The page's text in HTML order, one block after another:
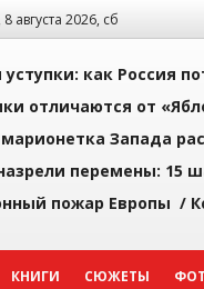
, 8 августа 2026, сб
как Россия
отличаются от
Запада
перемены: 15
пожар Европы /
КНИГИ СЮЖЕТЫ